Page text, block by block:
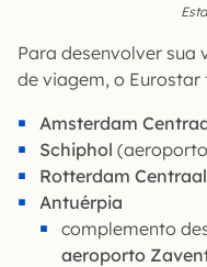
Para desenvolver sua
de viagem, o
Amsterdam
Schiphol
Rotterdam Centraal
Antuérpia
complemento
aeroporto